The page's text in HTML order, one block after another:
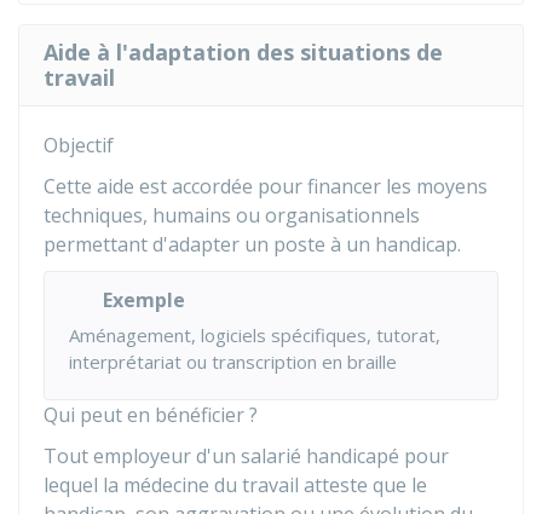
Aide à l'adaptation des situations de
travail
Objectif
Cette aide est accordée pour financer les moyens
techniques, humains ou organisationnels
permettant d'adapter un poste à un handicap.
Exemple
Aménagement, logiciels spécifiques, tutorat,
interprétariat ou transcription en braille
Qui peut en bénéficier ?
Tout employeur d'un salarié handicapé pour
lequel la médecine du travail atteste que le